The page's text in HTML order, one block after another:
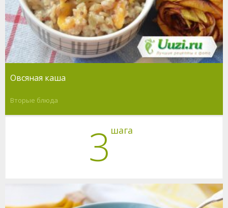
Овсяная каша
Вторые блюда
3 шага